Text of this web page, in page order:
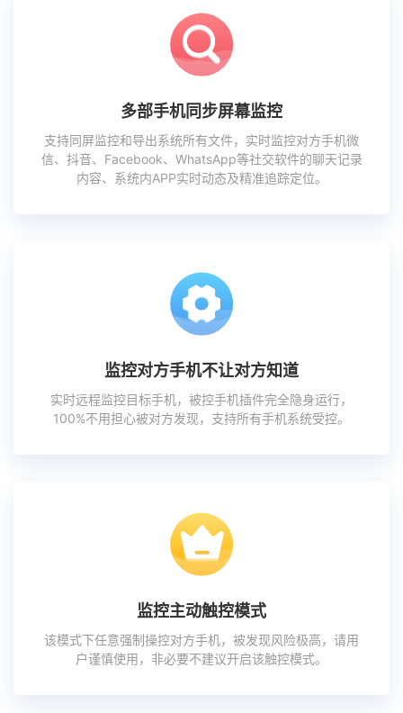
多部手机同步屏幕监控
支持同屏监控和导出系统所有文件，实时监控对方手机微
信、抖音、Facebook、WhatsApp等社交软件的聊天记录
内容、系统内APP实时动态及精准追踪定位。
监控对方手机不让对方知道
实时远程监控目标手机，被控手机插件完全隐身运行，
100%不用担心被对方发现，支持所有手机系统受控。
监控主动触控模式
该模式下任意强制操控对方手机，被发现风险极高，请用
户谨慎使用，非必要不建议开启该触控模式。